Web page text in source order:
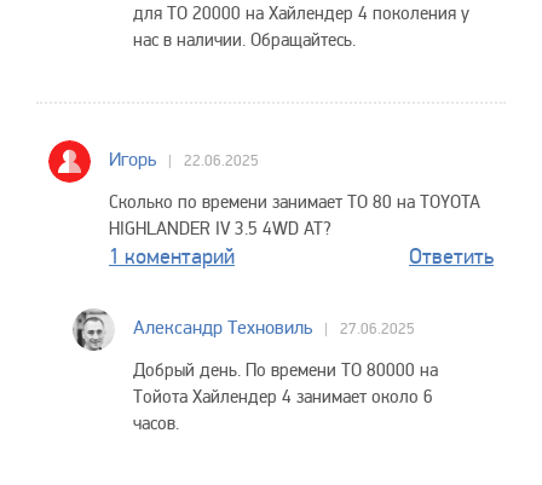
для ТО 20000 на Хайлендер 4 поколения у
нас в наличии. Обращайтесь.
Игорь 22.06.2025
Сколько по времени занимает ТО 80 на TOYOTA
HIGHLANDER IV 3.5 4WD AT?
1 коментарий Ответить
Александр Техновиль 27.06.2025
Добрый день. По времени ТО 80000 на
Тойота Хайлендер 4 занимает около 6
часов.